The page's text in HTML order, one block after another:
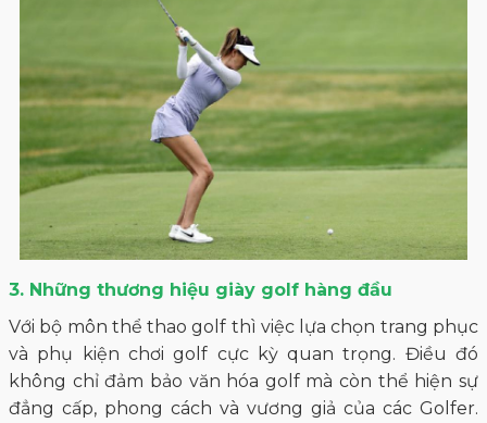
3. Những thương hiệu giày golf hàng đầu
Với bộ môn thể thao golf thì việc lựa chọn trang phục
và phụ kiện chơi golf cực kỳ quan trọng. Điều đó
không chỉ đảm bảo văn hóa golf mà còn thể hiện sự
đẳng cấp, phong cách và vương giả của các Golfer.